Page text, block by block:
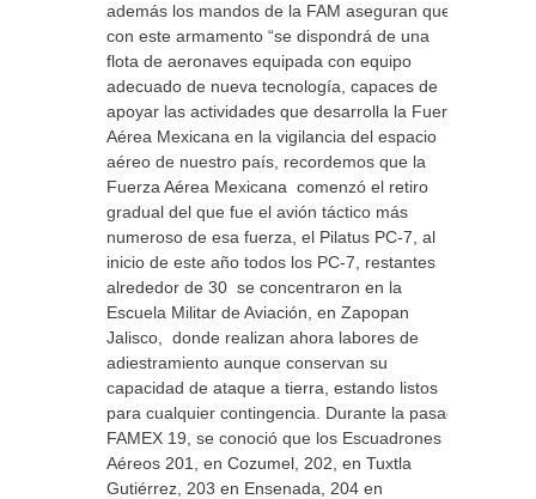
además los mandos de la FAM aseguran que
con este armamento “se dispondrá de una
flota de aeronaves equipada con equipo
adecuado de nueva tecnología, capaces de
apoyar las actividades que desarrolla la Fuerza
Aérea Mexicana en la vigilancia del espacio
aéreo de nuestro país, recordemos que la
Fuerza Aérea Mexicana comenzó el retiro
gradual del que fue el avión táctico más
numeroso de esa fuerza, el Pilatus PC-7, al
inicio de este año todos los PC-7, restantes
alrededor de 30 se concentraron en la
Escuela Militar de Aviación, en Zapopan
Jalisco, donde realizan ahora labores de
adiestramiento aunque conservan su
capacidad de ataque a tierra, estando listos
para cualquier contingencia. Durante la pasada
FAMEX 19, se conoció que los Escuadrones
Aéreos 201, en Cozumel, 202, en Tuxtla
Gutiérrez, 203 en Ensenada, 204 en